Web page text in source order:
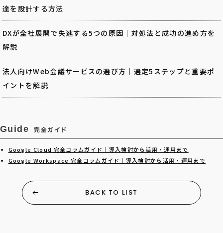
達を設計する方法
DXが全社展開で失速する5つの原因｜対処法と成功の進め方を
解説
法人向けWeb会議サービスの選び方｜選定5ステップと重要ポ
イントを解説
Guide 完全ガイド
Google Cloud 完全コラムガイド｜導入検討から活用・運用まで
Google Workspace 完全コラムガイド｜導入検討から活用・運用まで
BACK TO LIST